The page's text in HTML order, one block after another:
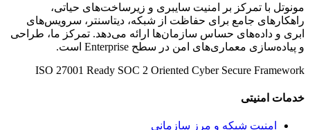
مونوتل با تمرکز بر امنیت سایبری و زیرساخت‌های حیاتی،
راهکارهای جامع برای حفاظت از شبکه، دیتاسنتر، سرویس‌های
ابری و داده‌های حساس سازمان‌ها ارائه می‌دهد. تمرکز ما، طراحی
و پیاده‌سازی معماری‌های امن در سطح Enterprise است.
ISO 27001 Ready SOC 2 Oriented Cyber Secure Framework
خدمات امنیتی
امنیت شبکه و مرز سازمانی